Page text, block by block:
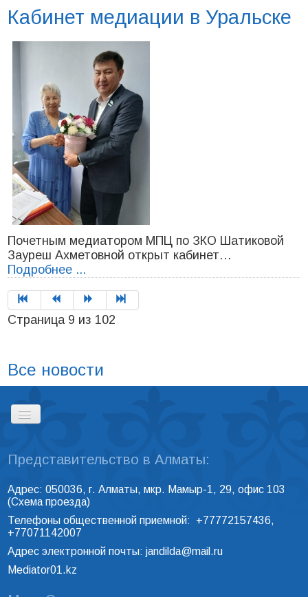
Кабинет медиации в Уральске
Почетным медиатором МПЦ по ЗКО Шатиковой
Зауреш Ахметовной открыт кабинет…
Подробнее ...
Страница 9 из 102
Все новости
ГЛАВНАЯ
РЕЕСТР ПРОФЕССИОНАЛЬНЫХ
МЕДИАТОРОВ
Представительство в Алматы:
Адрес: 050036, г. Алматы, мкр. Мамыр-1, 29, офис 103
(Схема проезда)
Телефоны общественной приемной: +77772157436,
+77071142007
Адрес электронной почты:jandilda@mail.ru
Mediator01.kz